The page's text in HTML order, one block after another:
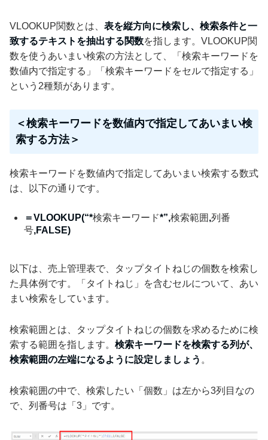
VLOOKUP関数とは、 表を縦方向に検索し、検索条件と一
致するテキストを抽出する関数を指します。VLOOKUP関
数を使うあいまい検索の方法として、「検索キーワードを
数値内で指定する」「検索キーワードをセルで指定する」
という2種類があります。
＜検索キーワードを数値内で指定してあいまい検
索する方法＞
検索キーワードを数値内で指定してあいまい検索する数式
は、以下の通りです。
＝VLOOKUP(“*検索キーワード*”,検索範囲 ,列番
号,FALSE)
以下は、売上管理表で、タップタイトねじの個数を検索し
た具体例です。「タイトねじ」を含むセルについて、あい
まい検索をしています。
検索範囲とは、タップタイトねじの個数を求めるために検
索する範囲を指します。 検索キーワードを検索する列が、
検索範囲の左端になるように設定しましょう 。
検索範囲の中で、検索したい「個数」は左から3列目なの
で、列番号は「3」です。